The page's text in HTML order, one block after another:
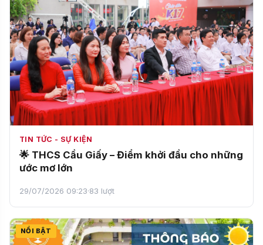
TIN TỨC - SỰ KIỆN
🌟 THCS Cầu Giấy – Điểm khởi đầu cho những
ước mơ lớn
29/07/2026 09:23·83 lượt
NỔI BẬT